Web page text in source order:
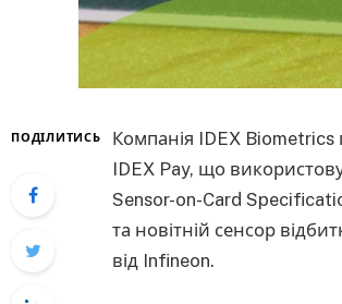
ПОДІЛИТИСЬ
Компанія IDEX Biometrics
IDEX Pay, що
Sensor-on-Card
та новітній сенсор
від Infineon.